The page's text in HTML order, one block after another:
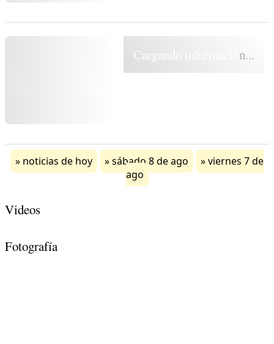
Cargando información...
noticias de hoy sábado 8 de ago
viernes 7 de
ago
Videos
Fotografía